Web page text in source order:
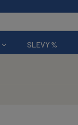
SLEVY %